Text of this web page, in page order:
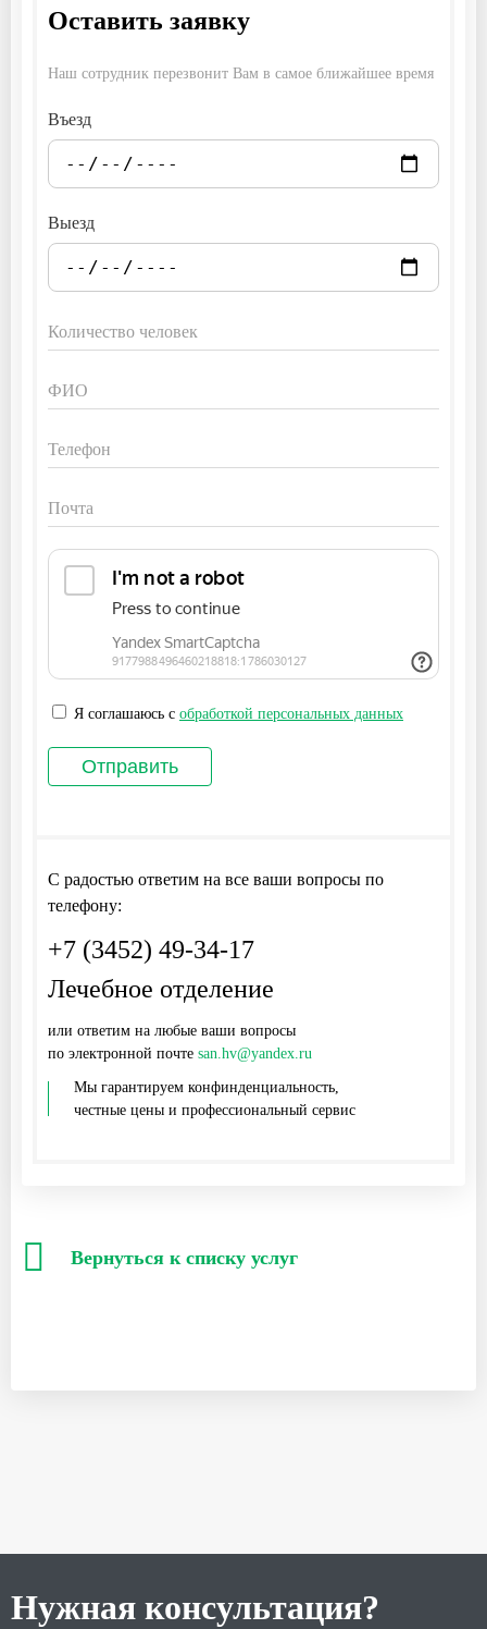
Оставить заявку
Наш сотрудник перезвонит Вам в самое ближайшее время
Въезд
Выезд
Я соглашаюсь с обработкой персональных данных
С радостью ответим на все ваши вопросы по
телефону:
+7 (3452) 49-34-17
Лечебное отделение
или ответим на любые ваши вопросы
по электронной почте san.hv@yandex.ru
Мы гарантируем конфинденциальность,
честные цены и профессиональный сервис
Вернуться к списку услуг
Нужная консультация?